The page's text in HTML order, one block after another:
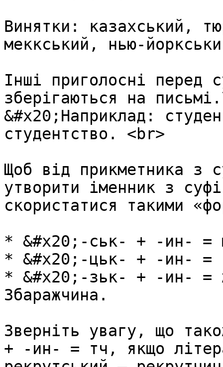
Винятки: казахський,
меккський, нью-
Iншi приголоснi перед
зберiгаються на
&#x20;Наприклад:
студентство. <br>
Щоб вiд прикметника
утворити iменник з
скористатися такими
* &#x20;-ськ- + -ин- =
* &#x20;-цьк- + -ин- =
* &#x20;-зьк- + -ин- =
Збаражчина.
Звернiть увагу, що
+ -ин- = тч, якщо